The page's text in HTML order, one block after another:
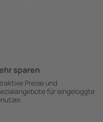
sparen
Preise und
für eingeloggte